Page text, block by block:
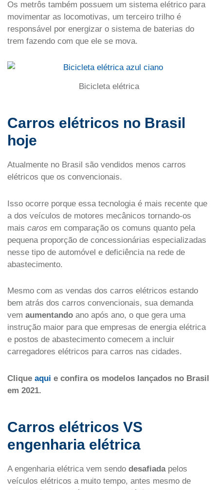
Os metrôs também possuem um sistema elétrico para
movimentar as locomotivas, um terceiro trilho é
responsável por energizar o sistema de baterias do
trem fazendo com que ele se mova.
Bicicleta elétrica
Carros elétricos no Brasil
hoje
Atualmente no Brasil são vendidos menos carros
elétricos que os convencionais.
Isso ocorre porque essa tecnologia é mais recente que
a dos veículos de motores mecânicos tornando-os
mais caros em comparação os comuns quanto pela
pequena proporção de concessionárias especializadas
nesse tipo de automóvel e deficiência na rede de
abastecimento.
Mesmo com as vendas dos carros elétricos estando
bem atrás dos carros convencionais, sua demanda
vem aumentando ano após ano, o que gera uma
instrução maior para que empresas de energia elétrica
e postos de abastecimento comecem a incluir
carregadores elétricos para carros nas cidades.
Clique aqui e confira os modelos lançados no Brasil
em 2021.
Carros elétricos VS
engenharia elétrica
A engenharia elétrica vem sendo desafiadapelos
veículos elétricos a muito tempo, antes mesmo de